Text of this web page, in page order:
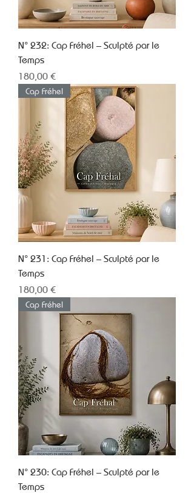
N° 232: Cap Fréhel – Sculpté par le
Temps
Prix
180,00 €
Cap Fréhel
N° 231: Cap Fréhel – Sculpté par le
Temps
Prix
180,00 €
Cap Fréhel
N° 230: Cap Fréhel – Sculpté par le
Temps